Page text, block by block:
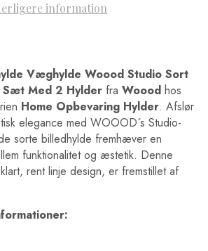
information
Væghylde Woood Studio Sort
Sæt Med 2 Hylder fra Woood hos
Home Opbevaring Hylder. Afslør
elegance med WOOOD´s Studio-
sorte billedhylde fremhæver en
funktionalitet og æstetik. Denne
rent linje design, er fremstillet af